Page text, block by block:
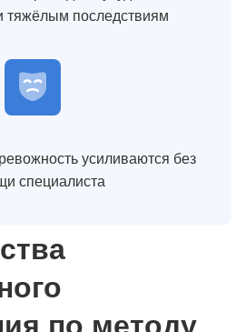
тяжёлым последствиям
усиливаются без
специалиста